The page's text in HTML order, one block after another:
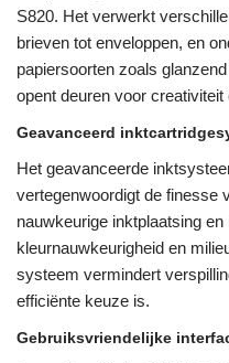
S820. Het verwerkt
brieven tot enveloppen, en
papiersoorten zoals
opent deuren voor
Geavanceerd
Het geavanceerde
vertegenwoordigt de finesse
nauwkeurige inktplaatsing
kleurnauwkeurigheid en
systeem vermindert
efficiënte keuze is.
Gebruiksvriendelijke